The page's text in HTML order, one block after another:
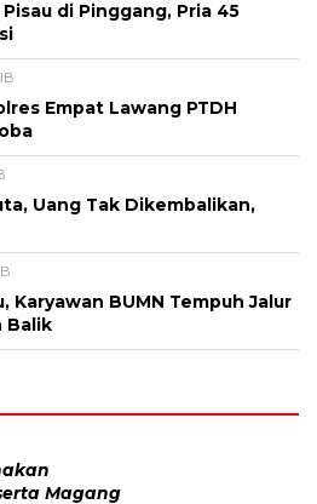
di Pinggang, Pria 45
Empat Lawang PTDH
Uang Tak Dikembalikan,
Karyawan BUMN Tempuh Jalur
Balik
Magang